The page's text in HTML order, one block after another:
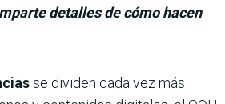
detalles de cómo hacen
se dividen cada vez más